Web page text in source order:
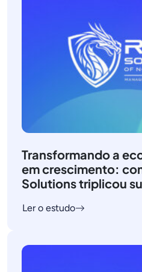
Transformando a
em crescimento:
Solutions triplicou
Ler o estudo